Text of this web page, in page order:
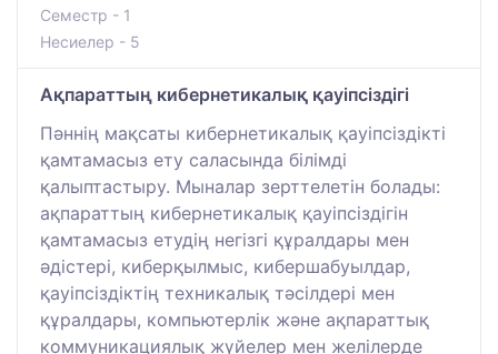
Семестр - 1
Несиелер - 5
Ақпараттың кибернетикалық қауіпсіздігі
Пәннің мақсаты кибернетикалық қауіпсіздікті
қамтамасыз ету саласында білімді
қалыптастыру. Мыналар зерттелетін болады:
ақпараттың кибернетикалық қауіпсіздігін
қамтамасыз етудің негізгі құралдары мен
әдістері, киберқылмыс, кибершабуылдар,
қауіпсіздіктің техникалық тәсілдері мен
құралдары, компьютерлік және ақпараттық
коммуникациялық жүйелер мен желілерде